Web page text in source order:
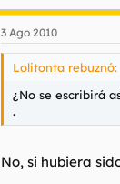
3 Ago 2010
Lolitonta rebuznó:
¿No se escribirá
.
No, si hubiera